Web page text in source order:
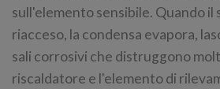
sull'elemento sensibile. Quando il
riacceso, la condensa evapora,
sali corrosivi che distruggono
riscaldatore e l'elemento di